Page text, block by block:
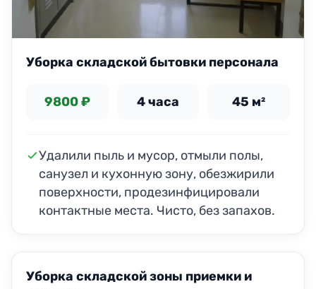
Уборка складской бытовки персонала
9800 ₽ 4 часа 45 м²
Удалили пыль и мусор, отмыли полы,
санузел и кухонную зону, обезжирили
поверхности, продезинфицировали
контактные места. Чисто, без запахов.
Уборка складской зоны приемки и